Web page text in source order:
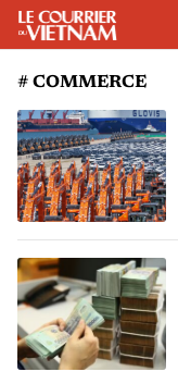
# COMMERCE